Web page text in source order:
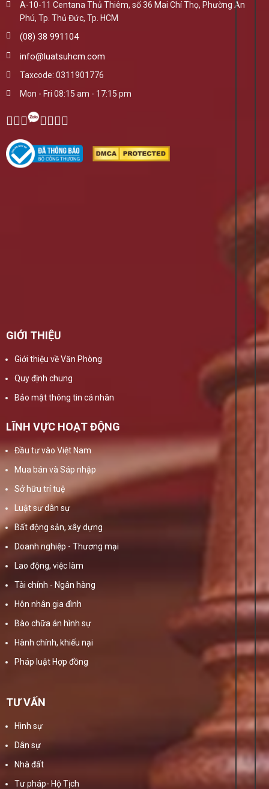
A-10-11 Centana Thủ Thiêm, số 36 Mai Chí Thọ, Phường An
Phú, Tp. Thủ Đức, Tp. HCM
(08) 38 991104
info@luatsuhcm.com
Taxcode: 0311901776
Mon - Fri 08:15 am - 17:15 pm
GIỚI THIỆU
Giới thiệu về Văn Phòng
Quy định chung
Bảo mật thông tin cá nhân
LĨNH VỰC HOẠT ĐỘNG
Đầu tư vào Việt Nam
Mua bán và Sáp nhập
Sở hữu trí tuệ
Luật sư dân sự
Bất động sản, xây dựng
Doanh nghiệp - Thương mại
Lao động, việc làm
Tài chính - Ngân hàng
Hôn nhân gia đình
Bào chữa án hình sự
Hành chính, khiếu nại
Pháp luật Hợp đồng
TƯ VẤN
Hình sự
Dân sự
Nhà đất
Tư pháp- Hộ Tịch